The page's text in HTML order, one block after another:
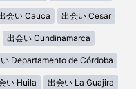
会い Cauca 出会い Cesar
出会い Cundinamarca
Departamento de Córdoba
い Huila 出会い La Guajira